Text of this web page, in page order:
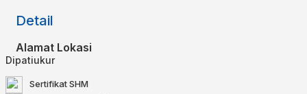
Detail
Alamat Lokasi
Dipatiukur
SertifikatSHM